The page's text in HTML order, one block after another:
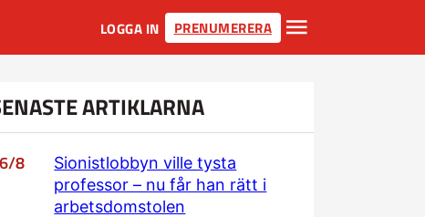
LOGGA IN PRENUMERERA
ARTIKLARNA
6/8
Sionistlobbyn ville tysta
professor – nu får han rätt i
arbetsdomstolen